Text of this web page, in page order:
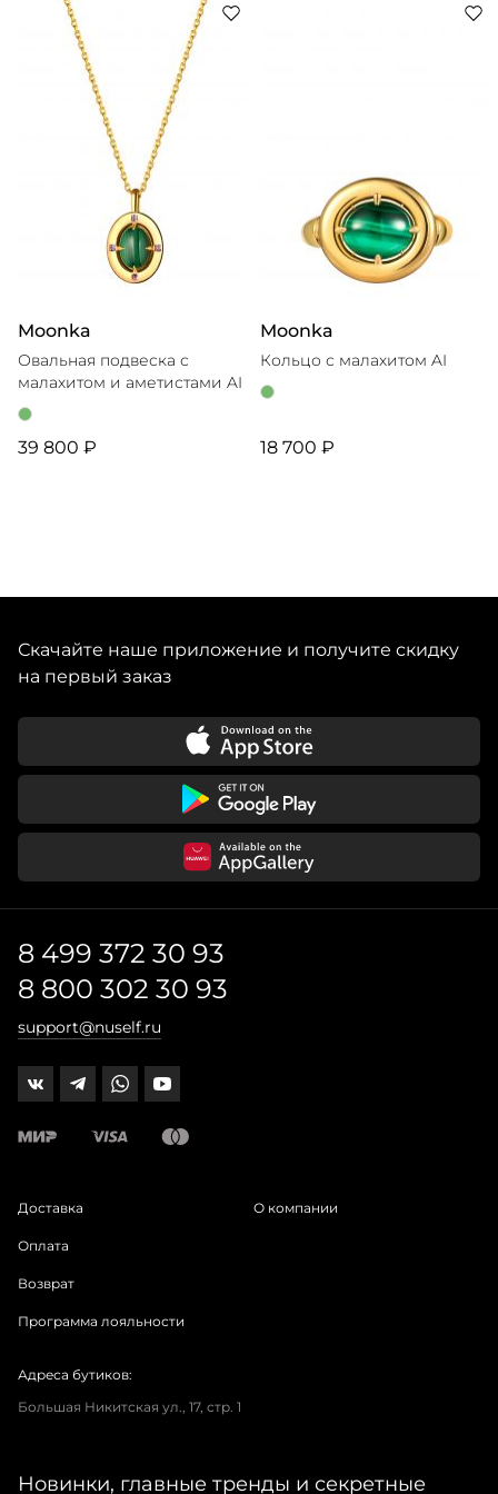
бренда решаются самые нестандартные задачи:
гранить то, что обычно не гранят, или сочетать
несочетаемое на первый взгляд. Основатель и
креативный директор Moonka Анна Письман уверена
— красоту можно найти в любом камне, главное,
Moonka
Овальная подвеска с
малахитом и аметистами AI
39 800 ₽
Moonka
Кольцо с малахитом AI
18 700 ₽
Скачайте наше приложение и получите скидку
на первый заказ
8 499 372 30 93
8 800 302 30 93
support@nuself.ru
Доставка
Оплата
Возврат
Программа лояльности
О компании
Адреса бутиков:
Большая Никитская ул., 17, стр. 1
Новинки, главные тренды и секретные